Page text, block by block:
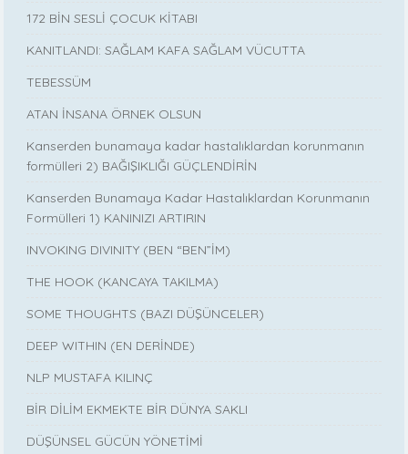
172 BİN SESLİ ÇOCUK KİTABI
KANITLANDI: SAĞLAM KAFA SAĞLAM VÜCUTTA
TEBESSÜM
ATAN İNSANA ÖRNEK OLSUN
Kanserden bunamaya kadar hastalıklardan korunmanın
formülleri 2) BAĞIŞIKLIĞI GÜÇLENDİRİN
Kanserden Bunamaya Kadar Hastalıklardan Korunmanın
Formülleri 1) KANINIZI ARTIRIN
INVOKING DIVINITY (BEN “BEN”İM)
THE HOOK (KANCAYA TAKILMA)
SOME THOUGHTS (BAZI DÜŞÜNCELER)
DEEP WITHIN (EN DERİNDE)
NLP MUSTAFA KILINÇ
BİR DİLİM EKMEKTE BİR DÜNYA SAKLI
DÜŞÜNSEL GÜCÜN YÖNETİMİ